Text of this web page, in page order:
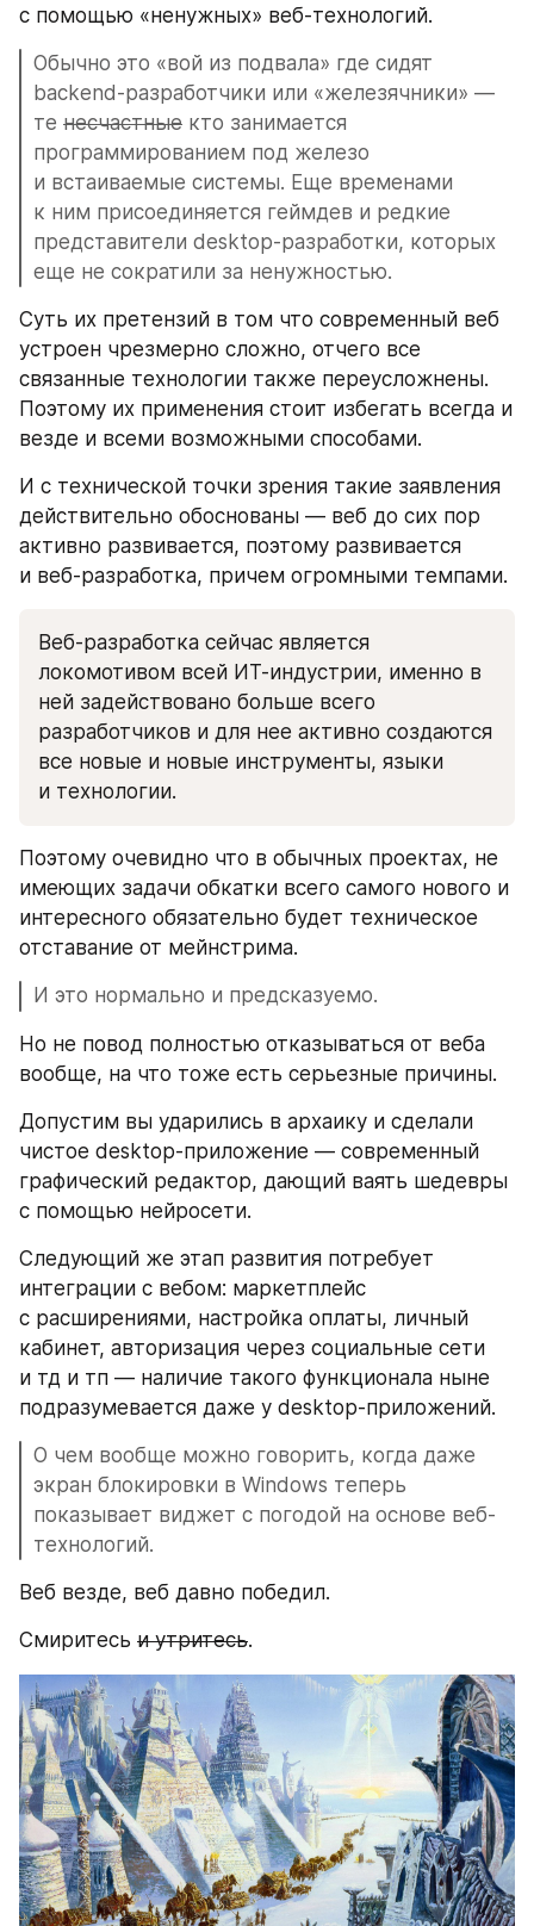
с помощью «ненужных» веб-технологий.
Обычно это «вой из подвала» где сидят
backend-разработчики или «железячники» —
те несчастные кто занимается
программированием под железо
и встаиваемые системы. Еще временами
к ним присоединяется геймдев и редкие
представители desktop-разработки, которых
еще не сократили за ненужностью.
Суть их претензий в том что современный веб
устроен чрезмерно сложно, отчего все
связанные технологии также переусложнены.
Поэтому их применения стоит избегать всегда и
везде и всеми возможными способами.
И с технической точки зрения такие заявления
действительно обоснованы — веб до сих пор
активно развивается, поэтому развивается
и веб-разработка, причем огромными темпами.
Веб-разработка сейчас является
локомотивом всей ИТ-индустрии, именно в
ней задействовано больше всего
разработчиков и для нее активно создаются
все новые и новые инструменты, языки
и технологии.
Поэтому очевидно что в обычных проектах, не
имеющих задачи обкатки всего самого нового и
интересного обязательно будет техническое
отставание от мейнстрима.
И это нормально и предсказуемо.
Но не повод полностью отказываться от веба
вообще, на что тоже есть серьезные причины.
Допустим вы ударились в архаику и сделали
чистое desktop-приложение — современный
графический редактор, дающий ваять шедевры
с помощью нейросети.
Следующий же этап развития потребует
интеграции с вебом: маркетплейс
с расширениями, настройка оплаты, личный
кабинет, авторизация через социальные сети
и тд и тп — наличие такого функционала ныне
подразумевается даже у desktop-приложений.
О чем вообще можно говорить, когда даже
экран блокировки в Windows теперь
показывает виджет с погодой на основе веб-
технологий.
Веб везде, веб давно победил.
Смиритесь и утритесь.